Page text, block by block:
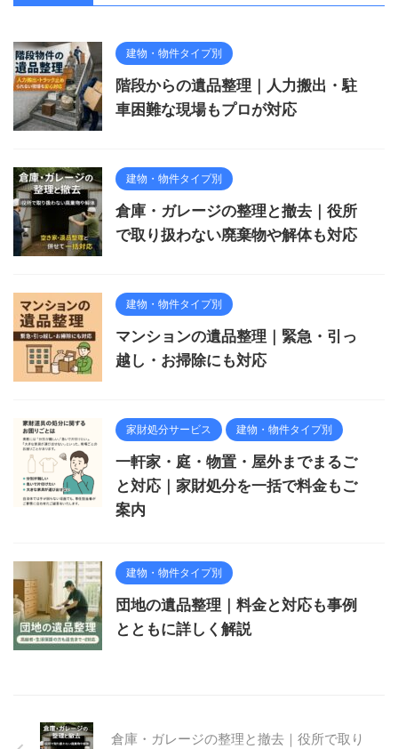
建物・物件タイプ別
階段からの遺品整理｜人力搬出・駐
車困難な現場もプロが対応
建物・物件タイプ別
倉庫・ガレージの整理と撤去｜役所
で取り扱わない廃棄物や解体も対応
建物・物件タイプ別
マンションの遺品整理｜緊急・引っ
越し・お掃除にも対応
家財処分サービス 建物・物件タイプ別
一軒家・庭・物置・屋外までまるご
と対応｜家財処分を一括で料金もご
案内
建物・物件タイプ別
団地の遺品整理｜料金と対応も事例
とともに詳しく解説
倉庫・ガレージの整理と撤去｜役所で取り